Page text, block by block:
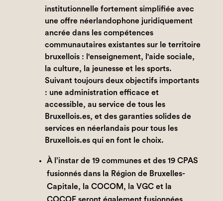
institutionnelle fortement simplifiée avec
une offre néerlandophone juridiquement
ancrée dans les compétences
communautaires existantes sur le territoire
bruxellois : l'enseignement, l'aide sociale,
la culture, la jeunesse et les sports.
Suivant toujours deux objectifs importants
: une administration efficace et
accessible, au service de tous les
Bruxellois.es, et des garanties solides de
services en néerlandais pour tous les
Bruxellois.es qui en font le choix.
À l’instar de 19 communes et des 19 CPAS
fusionnés dans la Région de Bruxelles-
Capitale, la COCOM, la VGC et la